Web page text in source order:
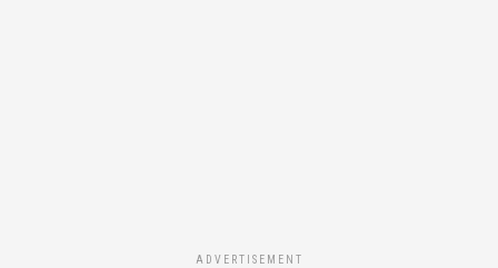
ADVERTISEMENT